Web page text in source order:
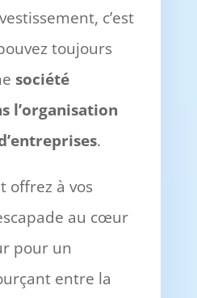
c’est
toujours
société
l’organisation
.
offrez à vos
au cœur
pour un
entre la